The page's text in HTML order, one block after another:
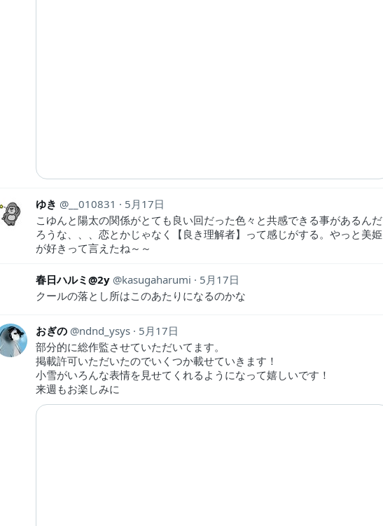
ゆき __010831
5月17日
こゆんと陽太の関係がとても良い回だった色々と共感できる事があるんだ
ろうな、、、恋とかじゃなく【良き理解者】って感じがする。やっと美姫
が好きって言えたね～～
春日ハルミ@2y kasugaharumi
5月17日
クールの落とし所はこのあたりになるのかな
おぎの ndnd_ysys
5月17日
部分的に総作監させていただいてます。
掲載許可いただいたのでいくつか載せていきます！
小雪がいろんな表情を見せてくれるようになって嬉しいです！
来週もお楽しみに